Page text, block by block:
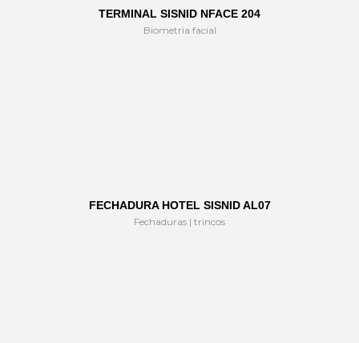
TERMINAL SISNID NFACE 204
Biometria facial
FECHADURA HOTEL SISNID AL07
Fechaduras | trincos